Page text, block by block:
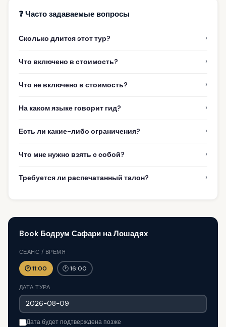
❓ Часто задаваемые вопросы
Сколько длится этот тур? ›
Что включено в стоимость? ›
Что не включено в стоимость? ›
На каком языке говорит гид? ›
Есть ли какие-либо ограничения? ›
Что мне нужно взять с собой? ›
Требуется ли распечатанный талон? ›
Book Бодрум Сафари на Лошадях
СЕАНС / ВРЕМЯ
🕐 11:00 🕐 16:00
ДАТА ТУРА
Дата будет подтверждена позже